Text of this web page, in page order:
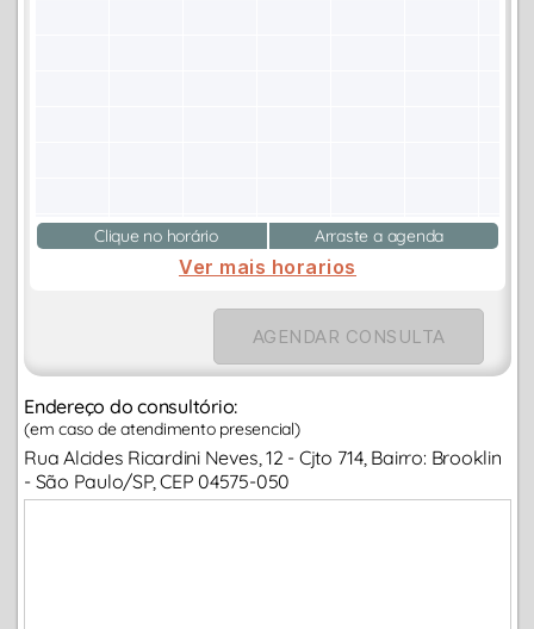
Clique no horário Arraste a agenda
Ver mais horarios
AGENDAR CONSULTA
Endereço do consultório:
(em caso de atendimento presencial)
Rua Alcides Ricardini Neves, 12 - Cjto 714, Bairro: Brooklin
- São Paulo/SP, CEP 04575-050